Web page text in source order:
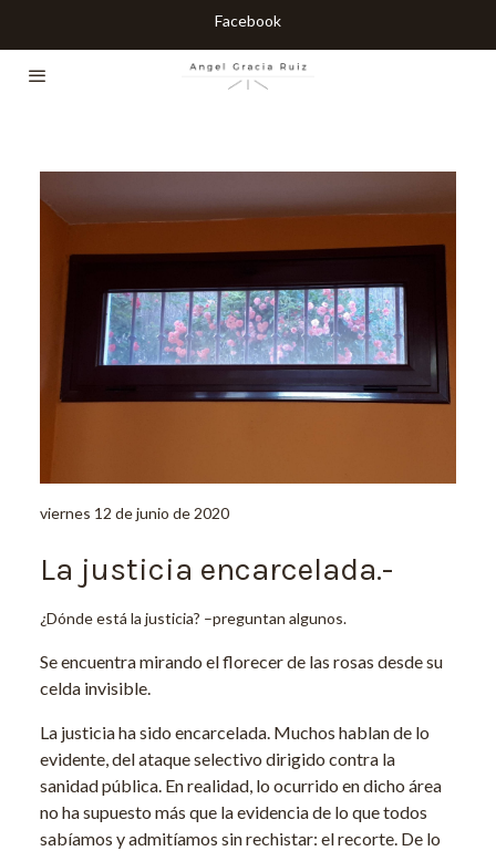
Facebook
viernes 12 de junio de 2020
La justicia encarcelada.-
¿Dónde está la justicia? –preguntan algunos.
Se encuentra mirando el florecer de las rosas desde su
celda invisible.
La justicia ha sido encarcelada. Muchos hablan de lo
evidente, del ataque selectivo dirigido contra la
sanidad pública. En realidad, lo ocurrido en dicho área
no ha supuesto más que la evidencia de lo que todos
sabíamos y admitíamos sin rechistar: el recorte. De lo